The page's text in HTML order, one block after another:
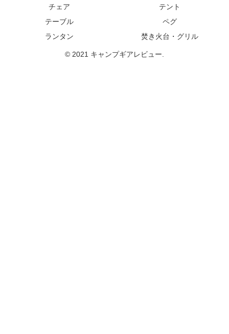
チェア
テント
テーブル
ペグ
ランタン
焚き火台・グリル
© 2021 キャンプギアレビュー.